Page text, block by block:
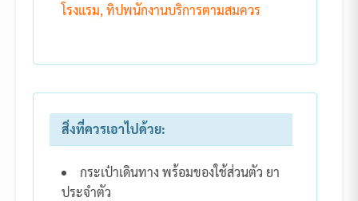
โรงแรม, ทิปพนักงานบริการตามสมควร
สิ่งที่ควรเอาไปด้วย:
กระเป๋าเดินทาง พร้อมของใช้ส่วนตัว ยา
ประจำตัว